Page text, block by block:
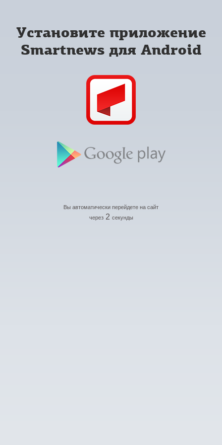
Установите приложение
Smartnews для Android
Вы автоматически перейдете на сайт
через 2 секунды